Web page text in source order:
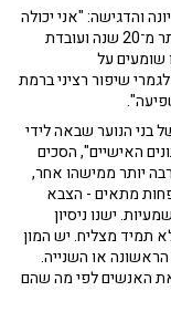
והדגישה: "אני יכולה
להעיד על ההתקדמות כמי שמכירה את המערכת יותר מ־20 שנה ועובדת
שומעים על
שיפור רציני ברמת
בני הנוער שבאה לידי
האישיים", הסכים
יותר ממישהו אחר,
מתאים - הצבא
ישנו ניסיון
תמיד מצליח. יש המון
או השנייה.
את האנשים לפי מה שהם